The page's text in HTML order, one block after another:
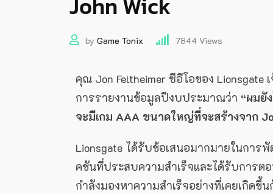
by Game Tonix 7844 Views
คุณ Jon Feltheimer ซีอีโอของ Lionsgate
การรายงานข้อมูลปีงบประมาณว่า “ผมยั
จะมีเกม AAA ขนาดใหญ่ที่จะสร้างจาก
Lionsgate ได้รับข้อเสนอมากมายในกา
คชันที่ประสบความสำเร็จและได้รับการต
กำลังมองหาความสำเร็จอย่างที่เคยเกิด